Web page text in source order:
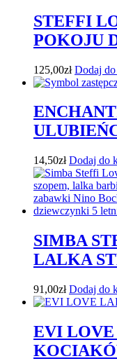
STEFFI
POKOJU
125,00zł Dodaj
14,50zł Dodaj do
SIMBA
LALKA
91,00zł Dodaj do
EVI